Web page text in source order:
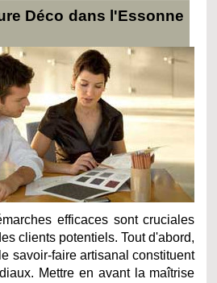
Déco dans l'Essonne
efficaces sont cruciales
clients potentiels. Tout d'abord,
savoir-faire artisanal constituent
Mettre en avant la maîtrise